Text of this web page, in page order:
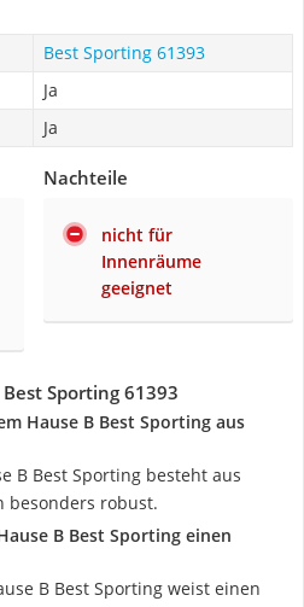
Best Sporting 61393
Ja
Ja
Nachteile
nicht für
Innenräume
geeignet
Sporting 61393
Hause B Best Sporting aus
B Best Sporting besteht aus
besonders robust.
B Best Sporting einen
B Best Sporting weist einen